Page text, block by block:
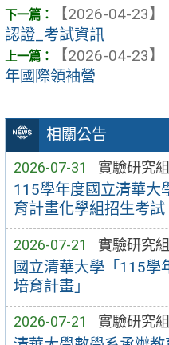
相關公告
2026-07-31 實驗研究組
115學年度國立清華大
育計畫化學組招生考試
2026-07-21 實驗研究組
國立清華大學「115學
培育計畫」
2026-07-21 實驗研究組
【2026-04-23】
認證_考試資訊
【2026-04-23】
年國際領袖營